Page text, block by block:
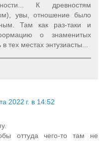
К древностям
увы, отношение было
Там как раз-таки и
о знаменитых
тех местах энтузиасты...
2022 г. в 14:52
оттуда чего-то там не